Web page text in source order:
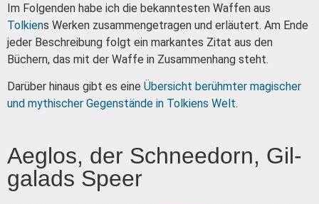
Im Folgenden habe ich die bekanntesten Waffen aus
Tolkiens Werken zusammengetragen und erläutert. Am Ende
jeder Beschreibung folgt ein markantes Zitat aus den
Büchern, das mit der Waffe in Zusammenhang steht.
Darüber hinaus gibt es eine Übersicht berühmter magischer
und mythischer Gegenstände in Tolkiens Welt.
Aeglos, der Schneedorn, Gil-
galads Speer